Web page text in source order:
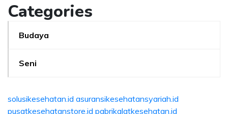
Categories
Budaya
Seni
solusikesehatan.id asuransikesehatansyariah.id
pusatkesehatanstore.id pabrikalatkesehatan.id